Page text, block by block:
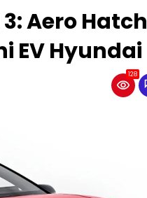
Aero Hatch
EV Hyundai
128